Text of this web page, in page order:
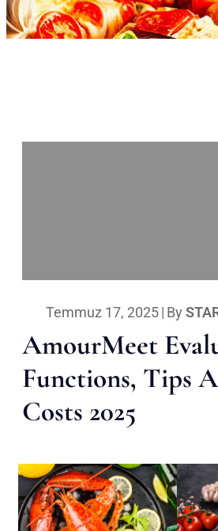
Temmuz 17, 2025| By
AmourMeet
Functions, Tips
Costs 2025